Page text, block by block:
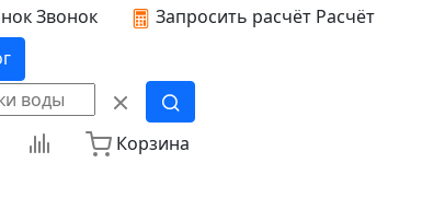
Звонок Запросить расчёт Расчёт
Корзина